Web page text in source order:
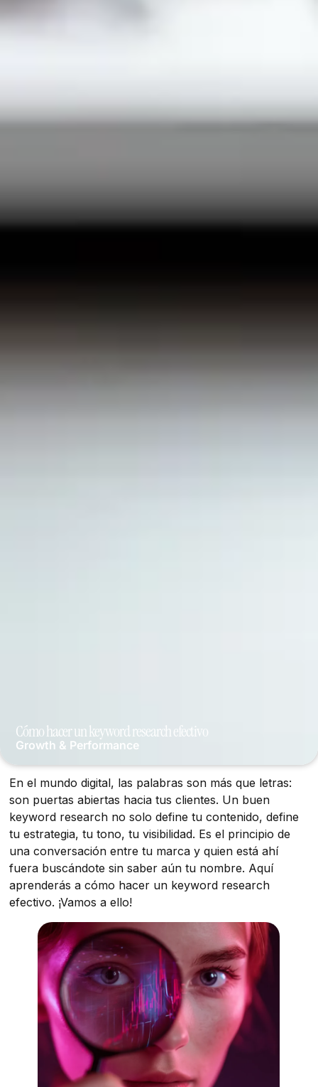
Cómo hacer un keyword research efectivo
Growth & Performance
En el mundo digital, las palabras son más que letras:
son puertas abiertas hacia tus clientes. Un buen
keyword research no solo define tu contenido, define
tu estrategia, tu tono, tu visibilidad. Es el principio de
una conversación entre tu marca y quien está ahí
fuera buscándote sin saber aún tu nombre. Aquí
aprenderás a cómo hacer un keyword research
efectivo. ¡Vamos a ello!